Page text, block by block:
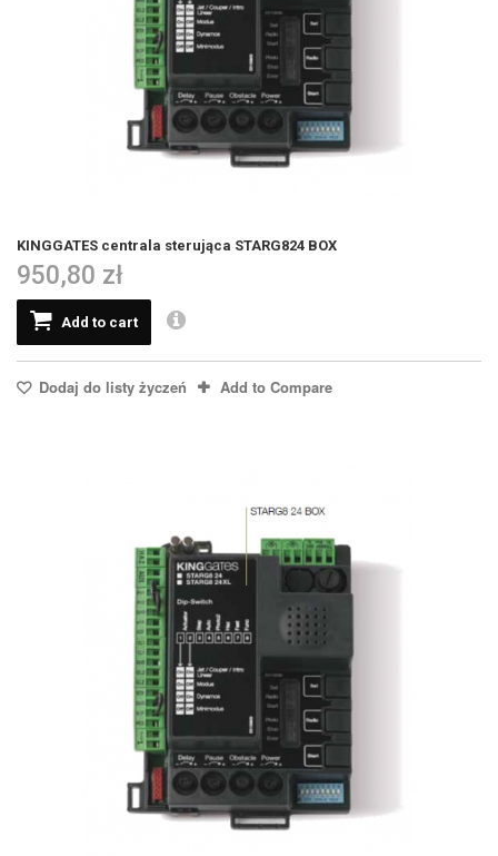
KINGGATES centrala sterująca STARG824 BOX
950,80 zł
Add to cart
Dodaj do listy życzeń Add to Compare